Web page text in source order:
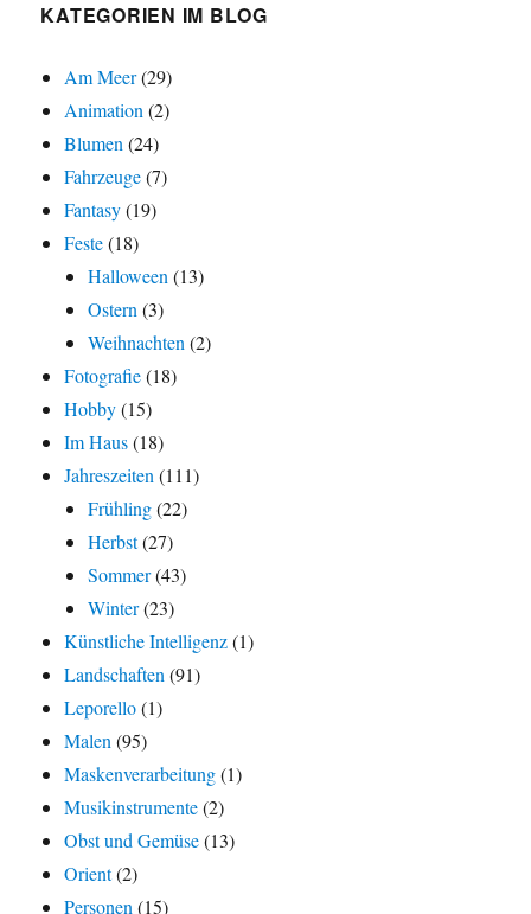
KATEGORIEN IM BLOG
Am Meer(29)
Animation(2)
Blumen(24)
Fahrzeuge(7)
Fantasy(19)
Feste(18)
Halloween(13)
Ostern(3)
Weihnachten(2)
Fotografie(18)
Hobby(15)
Im Haus(18)
Jahreszeiten(111)
Frühling(22)
Herbst(27)
Sommer(43)
Winter(23)
Künstliche Intelligenz(1)
Landschaften(91)
Leporello(1)
Malen(95)
Maskenverarbeitung(1)
Musikinstrumente(2)
Obst und Gemüse(13)
Orient(2)
Personen(15)